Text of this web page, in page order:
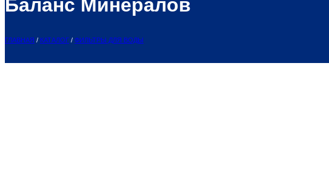
Баланс Минералов
ГЛАВНАЯ / КАТАЛОГ / ФИЛЬТРЫ ДЛЯ ВОДЫ